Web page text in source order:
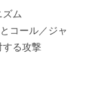
ム
コール／ジャ
る攻撃